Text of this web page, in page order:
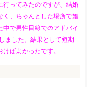
行ってみたのですが、結婚
く、ちゃんとした場所で婚
で男性目線でのアドバイ
ました。結果として短期
ばよかったです。